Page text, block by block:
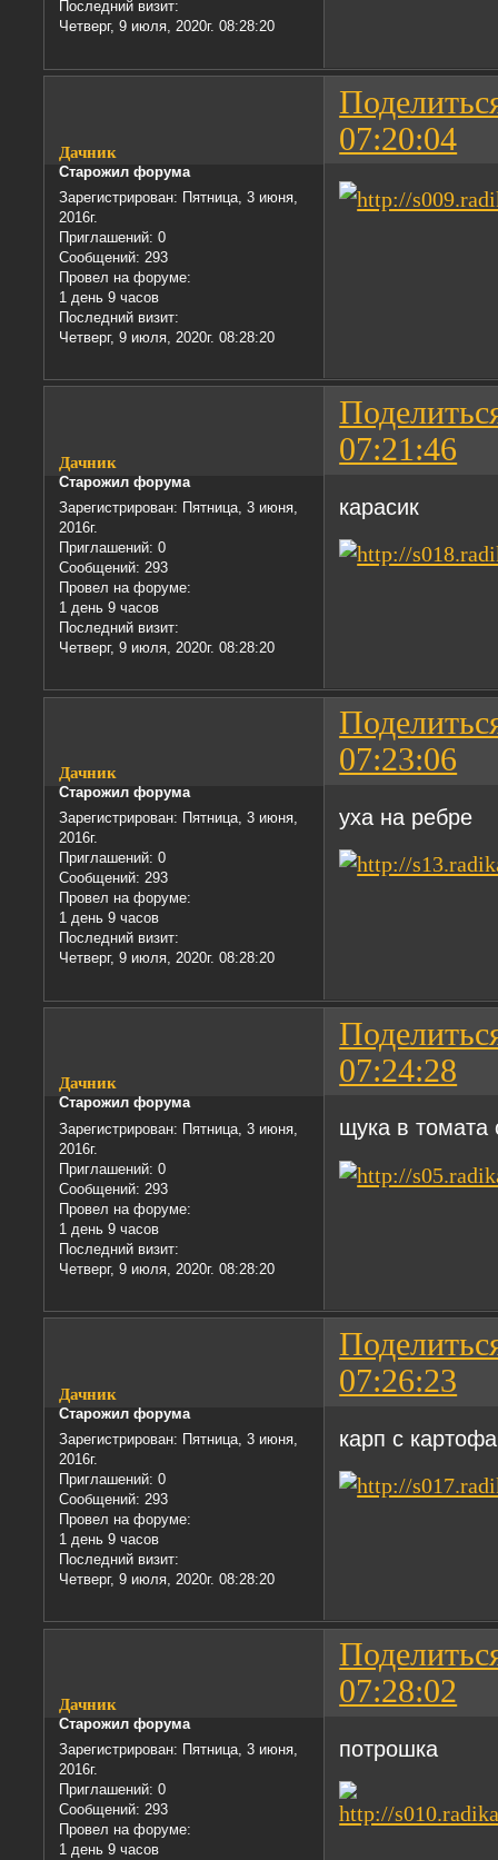
Последний визит:
Четверг, 9 июля, 2020г. 08:28:20
07:20:04
Дачник
Старожил форума
Зарегистрирован: Пятница, 3 июня,
2016г.
Приглашений: 0
Сообщений: 293
Провел на форуме:
1 день 9 часов
Последний визит:
Четверг, 9 июля, 2020г. 08:28:20
07:21:46
Дачник
Старожил форума
Зарегистрирован: Пятница, 3 июня,
2016г.
Приглашений: 0
Сообщений: 293
Провел на форуме:
1 день 9 часов
Последний визит:
Четверг, 9 июля, 2020г. 08:28:20
карасик
07:23:06
Дачник
Старожил форума
Зарегистрирован: Пятница, 3 июня,
2016г.
Приглашений: 0
Сообщений: 293
Провел на форуме:
1 день 9 часов
Последний визит:
Четверг, 9 июля, 2020г. 08:28:20
уха на ребре
07:24:28
Дачник
Старожил форума
Зарегистрирован: Пятница, 3 июня,
2016г.
Приглашений: 0
Сообщений: 293
Провел на форуме:
1 день 9 часов
Последний визит:
Четверг, 9 июля, 2020г. 08:28:20
щука в томата
07:26:23
Дачник
Старожил форума
Зарегистрирован: Пятница, 3 июня,
2016г.
Приглашений: 0
Сообщений: 293
Провел на форуме:
1 день 9 часов
Последний визит:
Четверг, 9 июля, 2020г. 08:28:20
карп с
07:28:02
Дачник
Старожил форума
Зарегистрирован: Пятница, 3 июня,
2016г.
Приглашений: 0
Сообщений: 293
Провел на форуме:
1 день 9 часов
потрошка